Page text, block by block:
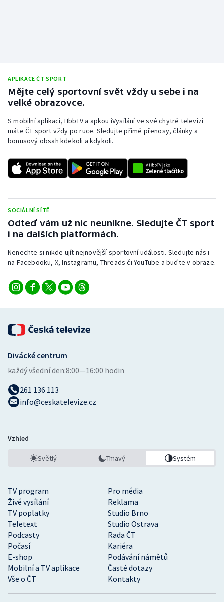
APLIKACE ČT SPORT
Mějte celý sportovní svět vždy u sebe i na
velké obrazovce.
S mobilní aplikací, HbbTV a apkou iVysílání ve své chytré televizi
máte ČT sport vždy po ruce. Sledujte přímé přenosy, články a
bonusový obsah kdekoli a kdykoli.
SOCIÁLNÍ SÍTĚ
Odteď vám už nic neunikne. Sledujte ČT sport
i na dalších platformách.
Nenechte si nikde ujít nejnovější sportovní události. Sledujte nás i
na Facebooku, X, Instagramu, Threads či YouTube a buďte v obraze.
TV program
Pro média
Živé vysílání
Reklama
TV poplatky
Studio Brno
Teletext
Studio Ostrava
Podcasty
Rada ČT
Počasí
Kariéra
E-shop
Podávání námětů
Mobilní a TV aplikace
Časté dotazy
Vše o ČT
Kontakty
Divácké centrum
každý všední den:8:00—16:00 hodin
261 136 113
info@ceskatelevize.cz
Vzhled
Světlý Tmavý Systém